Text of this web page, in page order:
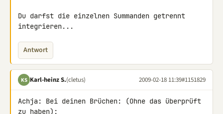
Du darfst die einzelnen Summanden getrennt
integrieren...
Antwort
KS Karl-heinz S.(cletus) 2009-02-18 11:39#1151829
Achja: Bei deinen Brüchen: (Ohne das überprüft
zu haben):